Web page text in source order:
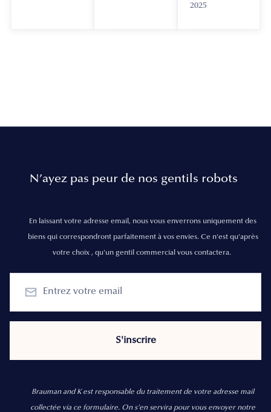
2025
N’ayez pas peur de nos gentils robots
En laissant votre adresse email, nous vous enverrons uniquement des
biens qui correspondront parfaitement à vos envies. Ce n'est qu'après
votre choix , qu'un gentil commercial vous contactera.
Brauman and K est responsable du traitement de votre adresse mail
collectée via ce formulaire. On s’en servira pour vous envoyer notre